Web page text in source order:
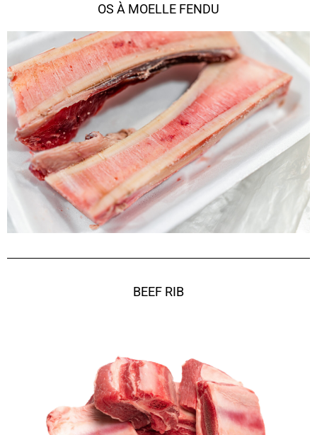
OS À MOELLE FENDU
BEEF RIB